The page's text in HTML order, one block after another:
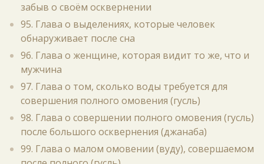
забыв о своём осквернении
95. Глава о выделениях, которые человек
обнаруживает после сна
96. Глава о женщине, которая видит то же, что и
мужчина
97. Глава о том, сколько воды требуется для
совершения полного омовения (гусль)
98. Глава о совершении полного омовения (гусль)
после большого осквернения (джанаба)
99. Глава о малом омовении (вуду), совершаемом